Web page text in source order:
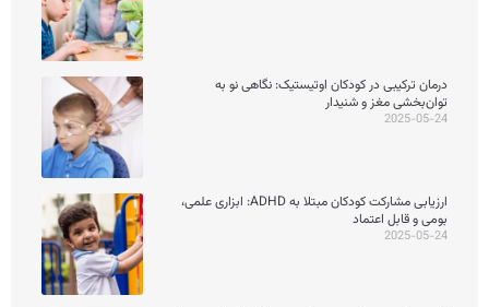
درمان ترکیبی در کودکان اوتیستیک: نگاهی نو به
توان‌بخشی مغز و شنیدار
2025-05-24
ارزیابی مشارکت کودکان مبتلا به ADHD: ابزاری علمی،
بومی و قابل اعتماد
2025-05-24